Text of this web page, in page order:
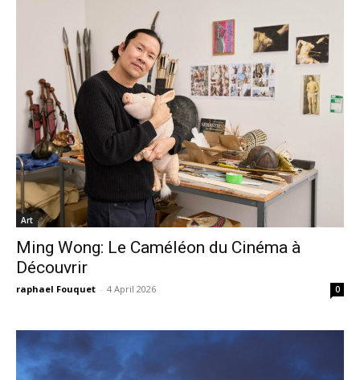
Art
Ming Wong: Le Caméléon du Cinéma à
Découvrir
raphael Fouquet - 4 April 2026 0